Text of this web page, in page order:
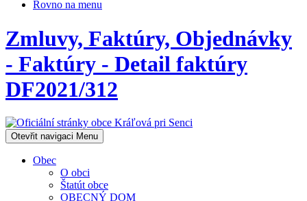
Rovno na menu
Zmluvy, Faktúry, Objednávky
- Faktúry - Detail faktúry
DF2021/312
Otevřit navigaci Menu
Obec
O obci
Štatút obce
OBECNÝ DOM